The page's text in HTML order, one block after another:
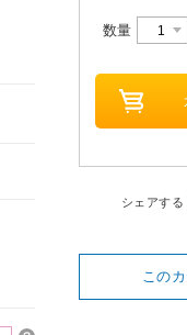
数量
シェアする
この